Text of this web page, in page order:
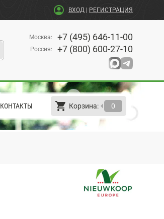
account_circle ВХОД РЕГИСТРАЦИЯ
Москва: +7 (495) 646-11-00
Россия: +7 (800) 600-27-10
КОНТАКТЫ shopping_cart Корзина: 0
arrow_left